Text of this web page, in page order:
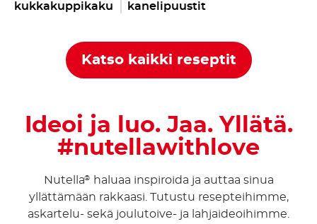
kukkakuppikakut
kanelipuustit
Katso kaikki reseptit
Ideoi ja luo. Jaa. Yllätä.
#nutellawithlove
Nutella®
haluaa inspiroida ja auttaa sinua
yllättämään rakkaasi. Tutustu resepteihimme,
askartelu- sekä joulutoive- ja lahjaideoihimme.